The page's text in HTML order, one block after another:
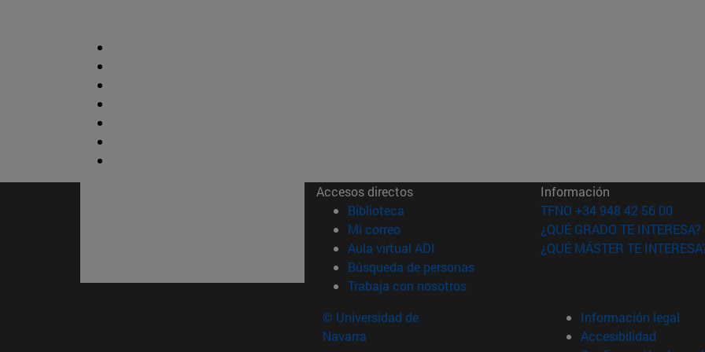
Accesos directos
Biblioteca (abre en nueva ventana)
Mi correo(abre en nueva ventana)
Aula virtual ADI (abre en nueva ventana)
Búsqueda de personas(abre en nueva ventana)
Trabaja con nosotros(abre en nueva ventana)
Información
TFNO +34 948 42 56 00
¿QUÉ GRADO TE INTERESA?
¿QUÉ MÁSTER TE
© Universidad de
Navarra
Información legal
Accesibilidad